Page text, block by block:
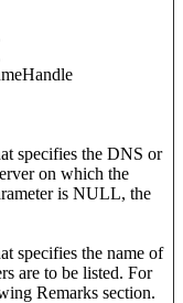
specifies the DNS or
on which the
is NULL, the
specifies the name of
are to be listed. For
Remarks section.